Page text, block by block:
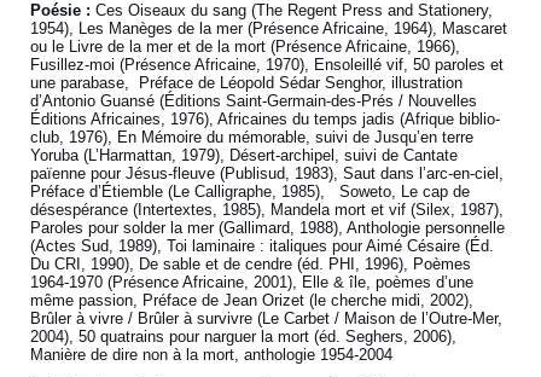
Poésie : Ces Oiseaux du sang (The Regent Press and Stationery,
1954), Les Manèges de la mer (Présence Africaine, 1964), Mascaret
ou le Livre de la mer et de la mort (Présence Africaine, 1966),
Fusillez-moi (Présence Africaine, 1970), Ensoleillé vif, 50 paroles et
une parabase, Préface de Léopold Sédar Senghor, illustration
d’Antonio Guansé (Éditions Saint-Germain-des-Prés / Nouvelles
Éditions Africaines, 1976), Africaines du temps jadis (Afrique biblio-
club, 1976), En Mémoire du mémorable, suivi de Jusqu’en terre
Yoruba (L’Harmattan, 1979), Désert-archipel, suivi de Cantate
païenne pour Jésus-fleuve (Publisud, 1983), Saut dans l’arc-en-ciel,
Préface d’Étiemble (Le Calligraphe, 1985), Soweto, Le cap de
désespérance (Intertextes, 1985), Mandela mort et vif (Silex, 1987),
Paroles pour solder la mer (Gallimard, 1988), Anthologie personnelle
(Actes Sud, 1989), Toi laminaire : italiques pour Aimé Césaire (Éd.
Du CRI, 1990), De sable et de cendre (éd. PHI, 1996), Poèmes
1964-1970 (Présence Africaine, 2001), Elle & île, poèmes d’une
même passion, Préface de Jean Orizet (le cherche midi, 2002),
Brûler à vivre / Brûler à survivre (Le Carbet / Maison de l’Outre-Mer,
2004), 50 quatrains pour narguer la mort (éd. Seghers, 2006),
Manière de dire non à la mort, anthologie 1954-2004